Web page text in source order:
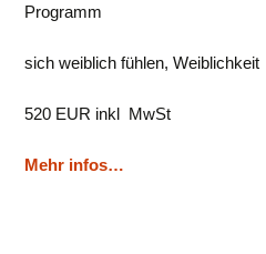
Programm
sich weiblich fühlen, Weiblichkeit
520 EUR inkl MwSt
Mehr infos…